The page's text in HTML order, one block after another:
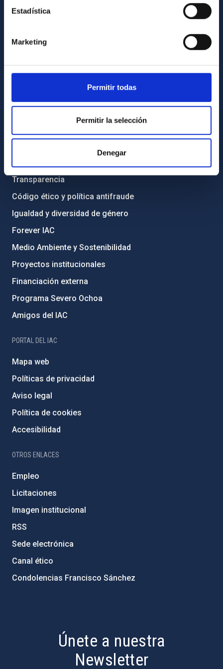
Estadística
Marketing
Permitir todas
Permitir la selección
Denegar
Contacto
Cómo llegar al IAC
Directorio de personal
Biblioteca
INFORMACIÓN INSTITUCIONAL
Transparencia
Código ético y política antifraude
Igualdad y diversidad de género
Forever IAC
Medio Ambiente y Sostenibilidad
Proyectos institucionales
Financiación externa
Programa Severo Ochoa
Amigos del IAC
PORTAL DEL IAC
Mapa web
Políticas de privacidad
Aviso legal
Política de cookies
Accesibilidad
OTROS ENLACES
Empleo
Licitaciones
Imagen institucional
RSS
Sede electrónica
Canal ético
Condolencias Francisco Sánchez
Únete a nuestra
Newsletter